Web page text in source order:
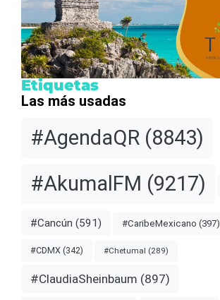
Etiquetas
Las más usadas
#AgendaQR (8843)
#AkumalFM (9217)
#Cancún (591) #CaribeMexicano (397)
#CDMX (342) #Chetumal (289)
#ClaudiaSheinbaum (897)